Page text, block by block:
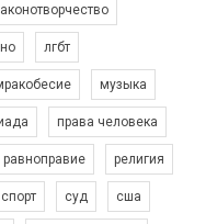
конкурс PACT, який
з протидії
нашу
ЛГБТ в Україні.
натисни "лайк" під
лгбт
музыка
права человека
равноправие религия
спорт суд сша